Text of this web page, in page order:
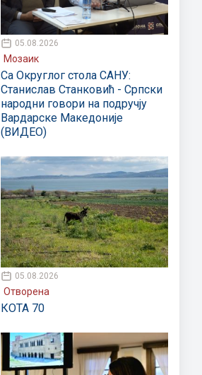
05.08.2026
Мозаик
Са Округлог стола САНУ:
Станислав Станковић - Српски
народни говори на подручју
Вардарске Македоније
(ВИДЕО)
05.08.2026
Отворена
КОТА 70